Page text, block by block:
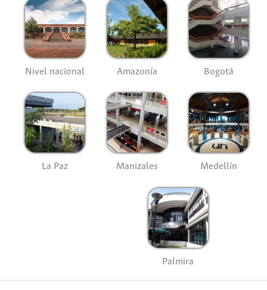
Nivel nacional Amazonía Bogotá
La Paz Manizales Medellín
Palmira